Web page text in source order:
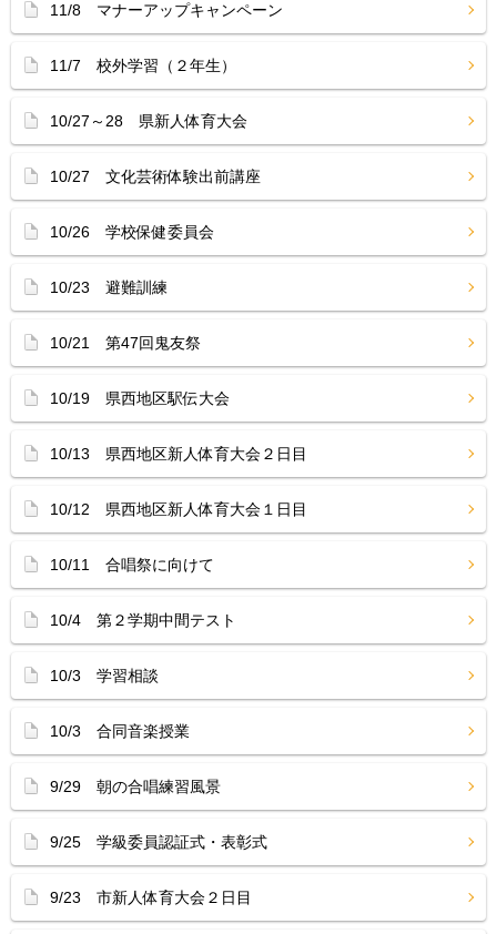
11/8 マナーアップキャンペーン
11/7 校外学習（２年生）
10/27～28 県新人体育大会
10/27 文化芸術体験出前講座
10/26 学校保健委員会
10/23 避難訓練
10/21 第47回鬼友祭
10/19 県西地区駅伝大会
10/13 県西地区新人体育大会２日目
10/12 県西地区新人体育大会１日目
10/11 合唱祭に向けて
10/4 第２学期中間テスト
10/3 学習相談
10/3 合同音楽授業
9/29 朝の合唱練習風景
9/25 学級委員認証式・表彰式
9/23 市新人体育大会２日目